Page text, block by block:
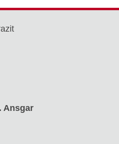
Ansgar